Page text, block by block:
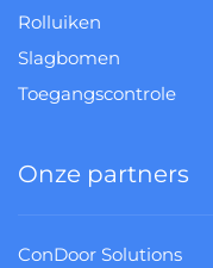
Rolluiken
Slagbomen
Toegangscontrole
Onze partners
ConDoor Solutions